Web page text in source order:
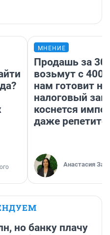
МНЕНИЕ
Продашь за
возьмут с
нам готовит
налоговый
коснется
даже
Анастасия
но банку плачу